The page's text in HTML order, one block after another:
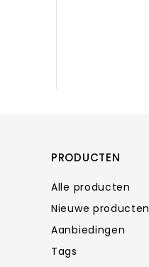
PRODUCTEN
Alle producten
Nieuwe producten
Aanbiedingen
Tags